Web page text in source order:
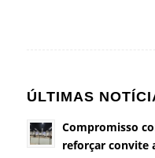
ÚLTIMAS
Compromisso
reforçar convite